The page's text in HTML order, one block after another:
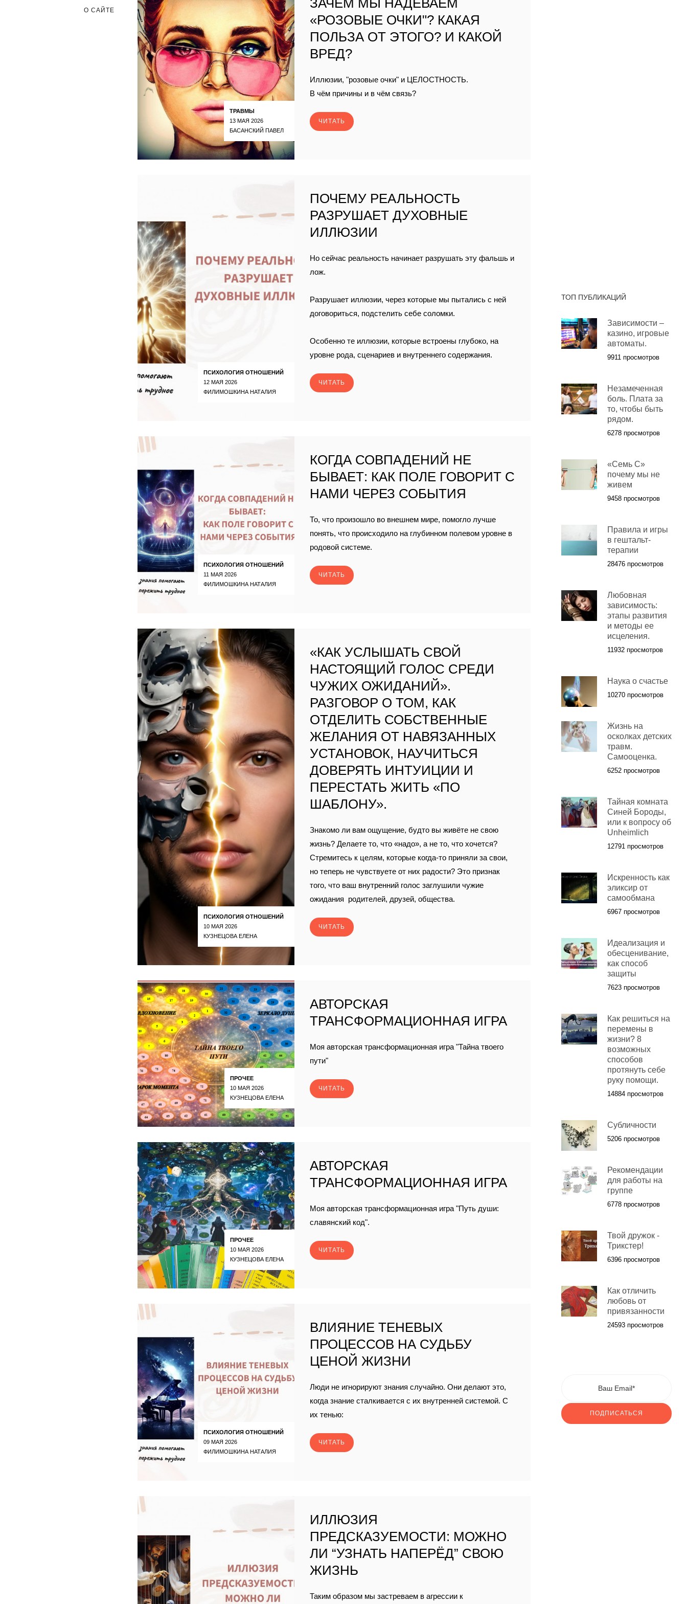
О САЙТЕ
ТРАВМЫ
13 МАЯ 2026
БАСАНСКИЙ ПАВЕЛ
ЗАЧЕМ МЫ НАДЕВАЕМ
«РОЗОВЫЕ ОЧКИ"? КАКАЯ
ПОЛЬЗА ОТ ЭТОГО? И КАКОЙ
ВРЕД?
Иллюзии, "розовые очки" и ЦЕЛОСТНОСТЬ.
В чём причины и в чём связь?
ЧИТАТЬ
ПСИХОЛОГИЯ ОТНОШЕНИЙ
12 МАЯ 2026
ФИЛИМОШКИНА НАТАЛИЯ
ПОЧЕМУ РЕАЛЬНОСТЬ
РАЗРУШАЕТ ДУХОВНЫЕ
ИЛЛЮЗИИ
Но сейчас реальность начинает разрушать эту фальшь и
лож.
Разрушает иллюзии, через которые мы пытались с ней
договориться, подстелить себе соломки.
Особенно те иллюзии, которые встроены глубоко, на
уровне рода, сценариев и внутреннего содержания.
ЧИТАТЬ
ПСИХОЛОГИЯ ОТНОШЕНИЙ
11 МАЯ 2026
ФИЛИМОШКИНА НАТАЛИЯ
КОГДА СОВПАДЕНИЙ НЕ
БЫВАЕТ: КАК ПОЛЕ ГОВОРИТ С
НАМИ ЧЕРЕЗ СОБЫТИЯ
То, что произошло во внешнем мире, помогло лучше
понять, что происходило на глубинном полевом уровне в
родовой системе.
ЧИТАТЬ
ПСИХОЛОГИЯ ОТНОШЕНИЙ
10 МАЯ 2026
КУЗНЕЦОВА ЕЛЕНА
«КАК УСЛЫШАТЬ СВОЙ
НАСТОЯЩИЙ ГОЛОС СРЕДИ
ЧУЖИХ ОЖИДАНИЙ».
РАЗГОВОР О ТОМ, КАК
ОТДЕЛИТЬ СОБСТВЕННЫЕ
ЖЕЛАНИЯ ОТ НАВЯЗАННЫХ
УСТАНОВОК, НАУЧИТЬСЯ
ДОВЕРЯТЬ ИНТУИЦИИ И
ПЕРЕСТАТЬ ЖИТЬ «ПО
ШАБЛОНУ».
Знакомо ли вам ощущение, будто вы живёте не свою
жизнь? Делаете то, что «надо», а не то, что хочется?
Стремитесь к целям, которые когда‑то приняли за свои,
но теперь не чувствуете от них радости? Это признак
того, что ваш внутренний голос заглушили чужие
ожидания родителей, друзей, общества.
ЧИТАТЬ
ПРОЧЕЕ
10 МАЯ 2026
КУЗНЕЦОВА ЕЛЕНА
АВТОРСКАЯ
ТРАНСФОРМАЦИОННАЯ ИГРА
Моя авторская трансформационная игра "Тайна твоего
пути"
ЧИТАТЬ
ПРОЧЕЕ
10 МАЯ 2026
КУЗНЕЦОВА ЕЛЕНА
АВТОРСКАЯ
ТРАНСФОРМАЦИОННАЯ ИГРА
Моя авторская трансформационная игра "Путь души:
славянский код".
ЧИТАТЬ
ПСИХОЛОГИЯ ОТНОШЕНИЙ
09 МАЯ 2026
ФИЛИМОШКИНА НАТАЛИЯ
ВЛИЯНИЕ ТЕНЕВЫХ
ПРОЦЕССОВ НА СУДЬБУ
ЦЕНОЙ ЖИЗНИ
Люди не игнорируют знания случайно. Они делают это,
когда знание сталкивается с их внутренней системой. С
их тенью:
ЧИТАТЬ
ИЛЛЮЗИЯ
ПРЕДСКАЗУЕМОСТИ: МОЖНО
ЛИ “УЗНАТЬ НАПЕРЁД” СВОЮ
ЖИЗНЬ
Таким образом мы застреваем в агрессии к
ТОП ПУБЛИКАЦИЙ
Зависимости –
казино, игровые
автоматы.
9911 просмотров
Незамеченная
боль. Плата за
то, чтобы быть
рядом.
6278 просмотров
«Семь С»
почему мы не
живем
9458 просмотров
Правила и игры
в гештальт-
терапии
28476 просмотров
Любовная
зависимость:
этапы развития
и методы ее
исцеления.
11932 просмотров
Наука о счастье
10270 просмотров
Жизнь на
осколках детских
травм.
Самооценка.
6252 просмотров
Тайная комната
Синей Бороды,
или к вопросу об
Unheimlich
12791 просмотров
Искренность как
эликсир от
самообмана
6967 просмотров
Идеализация и
обесценивание,
как способ
защиты
7623 просмотров
Как решиться на
перемены в
жизни? 8
возможных
способов
протянуть себе
руку помощи.
14884 просмотров
Субличности
5206 просмотров
Рекомендации
для работы на
группе
6778 просмотров
Твой дружок -
Трикстер!
6396 просмотров
Как отличить
любовь от
привязанности
24593 просмотров
ПОДПИСАТЬСЯ